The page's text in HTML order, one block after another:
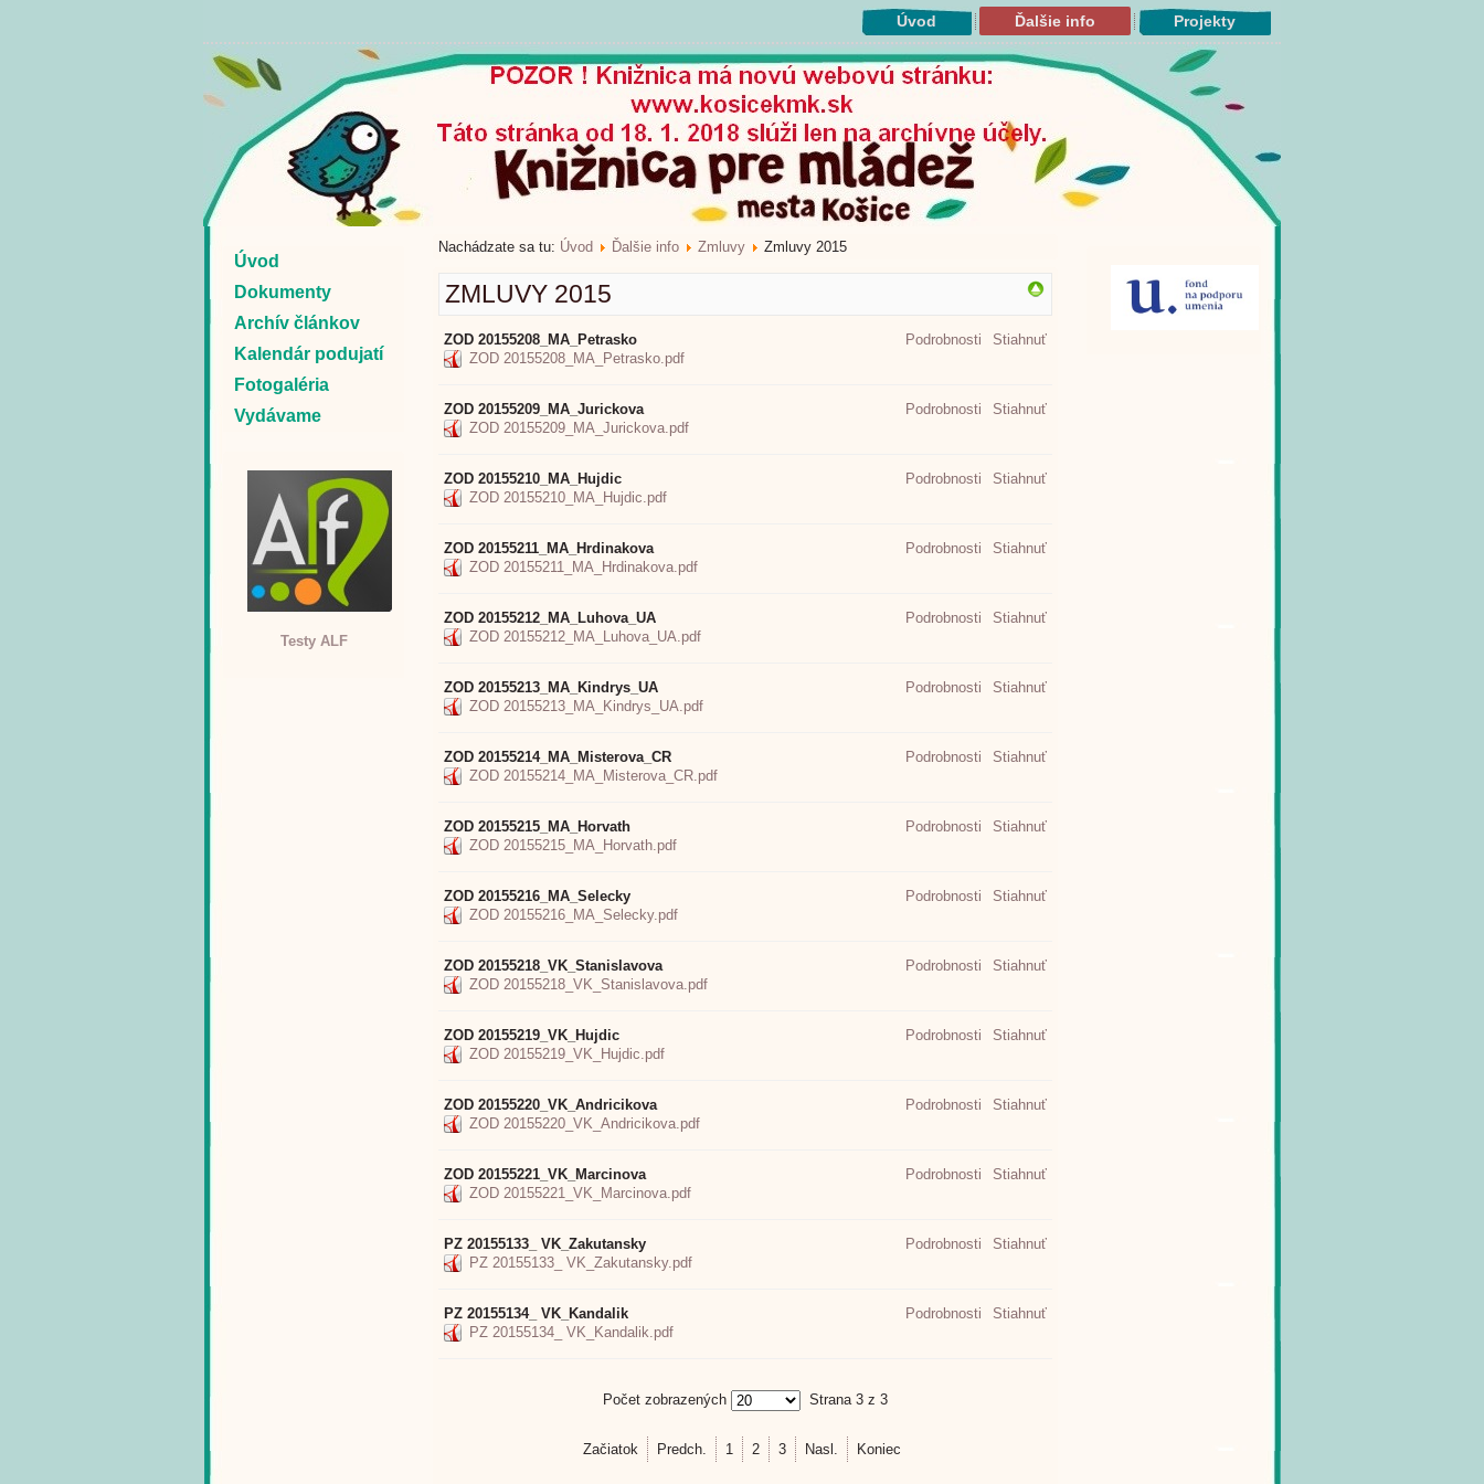
Úvod Ďalšie info Projekty
Úvod
Dokumenty
Archív článkov
Kalendár podujatí
Fotogaléria
Vydávame
Testy ALF
Nachádzate sa tu: Úvod Ďalšie info Zmluvy Zmluvy 2015
ZMLUVY 2015
ZOD 20155208_MA_Petrasko
ZOD 20155208_MA_Petrasko.pdf
Stiahnuť
Podrobnosti
ZOD 20155209_MA_Jurickova
ZOD 20155209_MA_Jurickova.pdf
Stiahnuť
Podrobnosti
ZOD 20155210_MA_Hujdic
ZOD 20155210_MA_Hujdic.pdf
Stiahnuť
Podrobnosti
ZOD 20155211_MA_Hrdinakova
ZOD 20155211_MA_Hrdinakova.pdf
Stiahnuť
Podrobnosti
ZOD 20155212_MA_Luhova_UA
ZOD 20155212_MA_Luhova_UA.pdf
Stiahnuť
Podrobnosti
ZOD 20155213_MA_Kindrys_UA
ZOD 20155213_MA_Kindrys_UA.pdf
Stiahnuť
Podrobnosti
ZOD 20155214_MA_Misterova_CR
ZOD 20155214_MA_Misterova_CR.pdf
Stiahnuť
Podrobnosti
ZOD 20155215_MA_Horvath
ZOD 20155215_MA_Horvath.pdf
Stiahnuť
Podrobnosti
ZOD 20155216_MA_Selecky
ZOD 20155216_MA_Selecky.pdf
Stiahnuť
Podrobnosti
ZOD 20155218_VK_Stanislavova
ZOD 20155218_VK_Stanislavova.pdf
Stiahnuť
Podrobnosti
ZOD 20155219_VK_Hujdic
ZOD 20155219_VK_Hujdic.pdf
Stiahnuť
Podrobnosti
ZOD 20155220_VK_Andricikova
ZOD 20155220_VK_Andricikova.pdf
Stiahnuť
Podrobnosti
ZOD 20155221_VK_Marcinova
ZOD 20155221_VK_Marcinova.pdf
Stiahnuť
Podrobnosti
PZ 20155133_ VK_Zakutansky
PZ 20155133_ VK_Zakutansky.pdf
Stiahnuť
Podrobnosti
PZ 20155134_ VK_Kandalik
PZ 20155134_ VK_Kandalik.pdf
Stiahnuť
Podrobnosti
Počet zobrazených Strana 3 z 3
Začiatok Predch. 1 2 3 Nasl. Koniec